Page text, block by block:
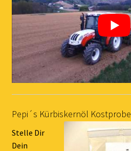
Pepi´s Kürbiskernöl
Stelle Dir
Dein